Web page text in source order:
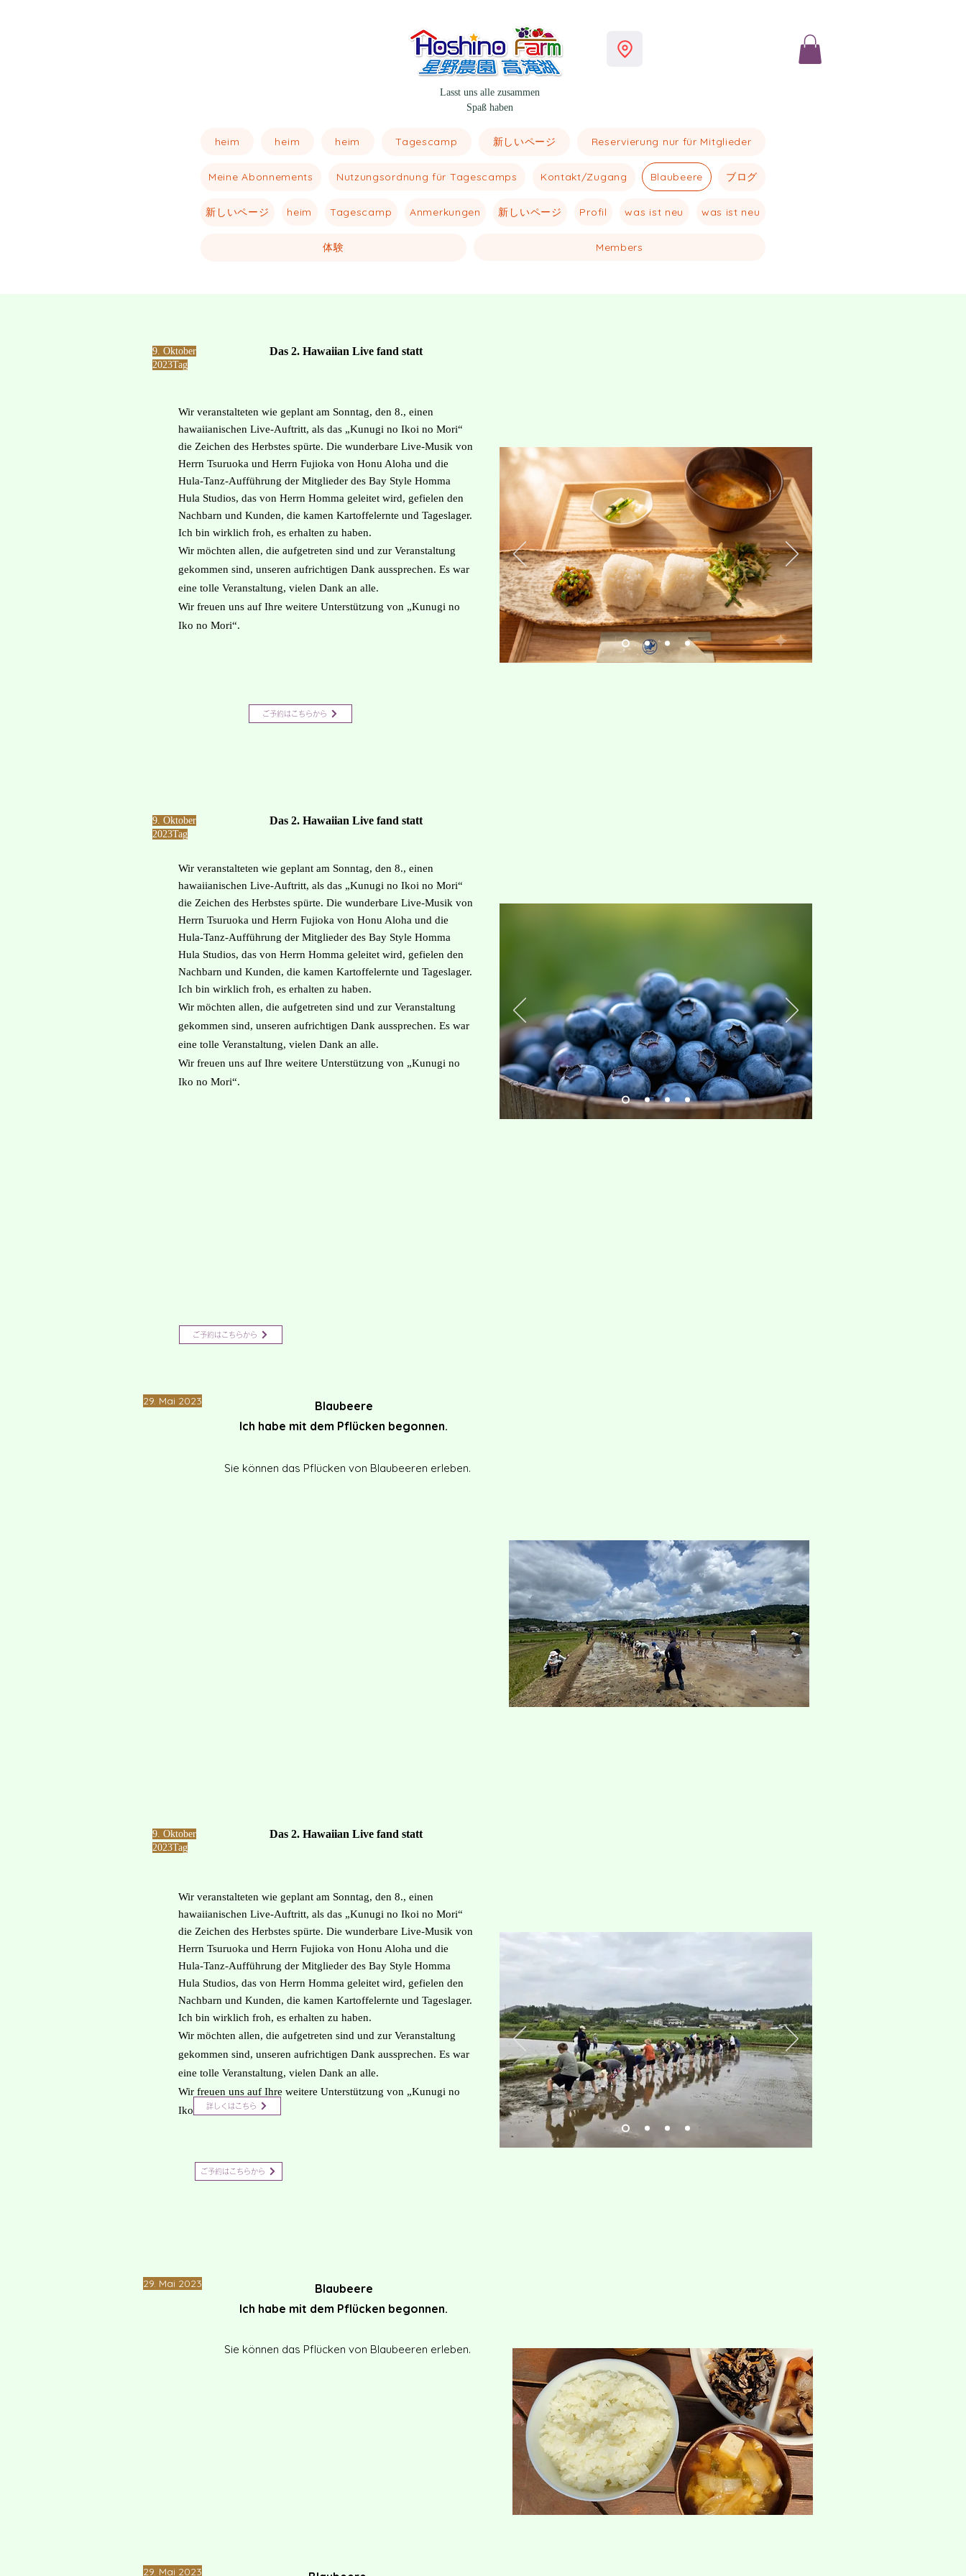
Lasst uns alle zusammen
Spaß haben
heim heim heim Tagescamp 新しいページ Reservierung nur für Mitglieder
Meine Abonnements Nutzungsordnung für Tagescamps Kontakt/Zugang Blaubeere ブログ
新しいページ heim Tagescamp Anmerkungen 新しいページ Profil was ist neu was ist neu
体験 Members
Das 2. Hawaiian Live​ fand statt
​9. Oktober
2023Tag
Wir veranstalteten wie geplant am Sonntag, den 8., einen
hawaiianischen Live-Auftritt, als das „Kunugi no Ikoi no Mori“
die Zeichen des Herbstes spürte. Die wunderbare Live-Musik von
Herrn Tsuruoka und Herrn Fujioka von Honu Aloha und die
Hula-Tanz-Aufführung der Mitglieder des Bay Style Homma
Hula Studios, das von Herrn Homma geleitet wird, gefielen den
Nachbarn und Kunden, die kamen Kartoffelernte und Tageslager.
Ich bin wirklich froh, es erhalten zu haben.
Wir möchten allen, die aufgetreten sind und zur Veranstaltung
gekommen sind, unseren aufrichtigen Dank aussprechen. Es war
eine tolle Veranstaltung, vielen Dank an alle.
Wir freuen uns auf Ihre weitere Unterstützung von „Kunugi no
Iko no Mori“.
ご予約はこちらから
Das 2. Hawaiian Live​ fand statt
​9. Oktober
2023Tag
Wir veranstalteten wie geplant am Sonntag, den 8., einen
hawaiianischen Live-Auftritt, als das „Kunugi no Ikoi no Mori“
die Zeichen des Herbstes spürte. Die wunderbare Live-Musik von
Herrn Tsuruoka und Herrn Fujioka von Honu Aloha und die
Hula-Tanz-Aufführung der Mitglieder des Bay Style Homma
Hula Studios, das von Herrn Homma geleitet wird, gefielen den
Nachbarn und Kunden, die kamen Kartoffelernte und Tageslager.
Ich bin wirklich froh, es erhalten zu haben.
Wir möchten allen, die aufgetreten sind und zur Veranstaltung
gekommen sind, unseren aufrichtigen Dank aussprechen. Es war
eine tolle Veranstaltung, vielen Dank an alle.
Wir freuen uns auf Ihre weitere Unterstützung von „Kunugi no
Iko no Mori“.
ご予約はこちらから
​29. Mai 2023
​Blaubeere
Ich habe mit dem Pflücken begonnen.
Sie können das Pflücken von Blaubeeren erleben.
Das 2. Hawaiian Live​ fand statt
​9. Oktober
2023Tag
Wir veranstalteten wie geplant am Sonntag, den 8., einen
hawaiianischen Live-Auftritt, als das „Kunugi no Ikoi no Mori“
die Zeichen des Herbstes spürte. Die wunderbare Live-Musik von
Herrn Tsuruoka und Herrn Fujioka von Honu Aloha und die
Hula-Tanz-Aufführung der Mitglieder des Bay Style Homma
Hula Studios, das von Herrn Homma geleitet wird, gefielen den
Nachbarn und Kunden, die kamen Kartoffelernte und Tageslager.
Ich bin wirklich froh, es erhalten zu haben.
Wir möchten allen, die aufgetreten sind und zur Veranstaltung
gekommen sind, unseren aufrichtigen Dank aussprechen. Es war
eine tolle Veranstaltung, vielen Dank an alle.
Wir freuen uns auf Ihre weitere Unterstützung von „Kunugi no
Iko no Mori“.
詳しくはこちら
ご予約はこちらから
​29. Mai 2023
​Blaubeere
Ich habe mit dem Pflücken begonnen.
Sie können das Pflücken von Blaubeeren erleben.
​29. Mai 2023